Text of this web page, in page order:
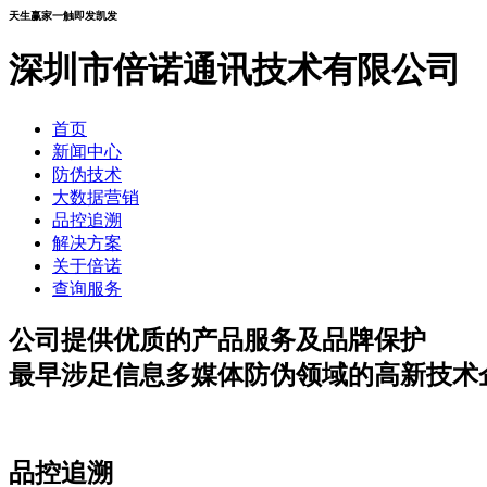
天生赢家一触即发凯发
深圳市倍诺通讯技术有限公司
首页
新闻中心
防伪技术
大数据营销
品控追溯
解决方案
关于倍诺
查询服务
公司提供优质的产品服务及品牌保护
最早涉足信息多媒体防伪领域的高新技术
品控追溯